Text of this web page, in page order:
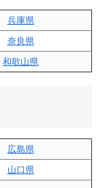
兵庫県
奈良県
和歌山県
広島県
山口県